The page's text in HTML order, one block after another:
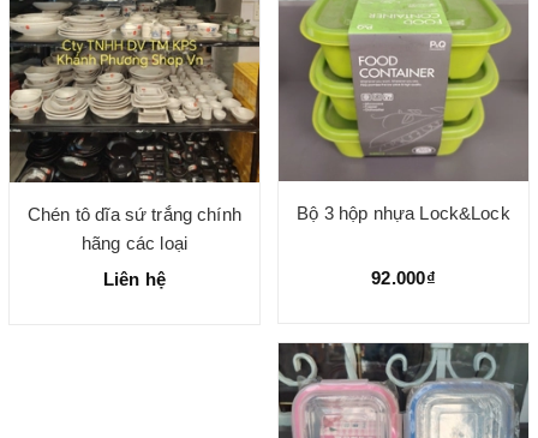
Chén tô dĩa sứ trắng chính
hãng các loại
Liên hệ
Bộ 3 hộp nhựa Lock&Lock
92.000₫